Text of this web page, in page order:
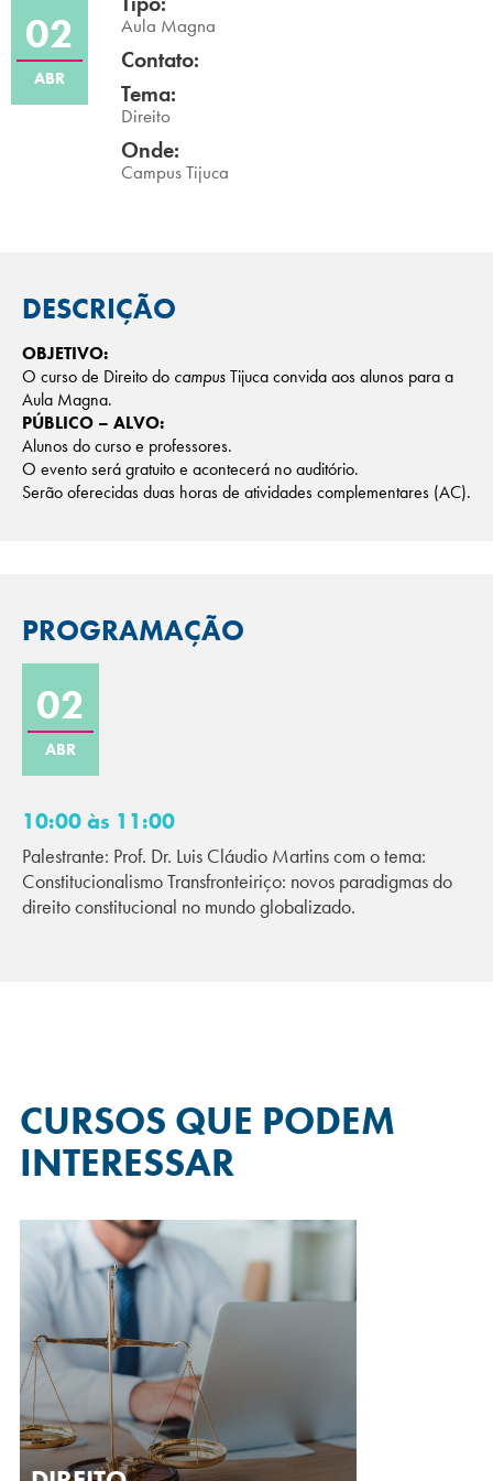
Campi/Unidades
Atendimento (21) 2574 8888
Conclua sua Matrícula
02
ABR
Aula Magna
Contato:
Tema:
Direito
Onde:
Campus Tijuca
DESCRIÇÃO
OBJETIVO:
O curso de Direito do campusTijuca convida aos alunos para a
Aula Magna.
PÚBLICO – ALVO:
Alunos do curso e professores.
O evento será gratuito e acontecerá no auditório.
Serão oferecidas duas horas de atividades complementares (AC).
PROGRAMAÇÃO
02
ABR
10:00 às 11:00
Palestrante: Prof. Dr. Luis Cláudio Martins com o tema:
Constitucionalismo Transfronteiriço: novos paradigmas do
direito constitucional no mundo globalizado.
CURSOS QUE PODEM
INTERESSAR